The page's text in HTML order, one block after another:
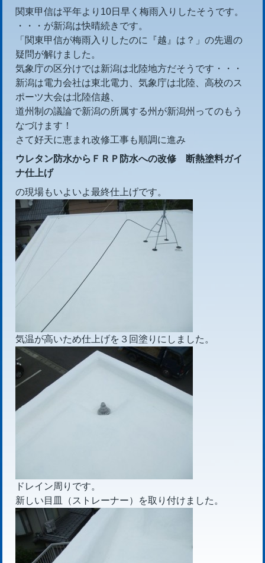
関東甲信は平年より10日早く梅雨入りしたそうです。
・・・が新潟は快晴続きです。
「関東甲信が梅雨入りしたのに『越』は？」の先週の
疑問が解けました。
気象庁の区分けでは新潟は北陸地方だそうです・・・
新潟は電力会社は東北電力、気象庁は北陸、高校のス
ポーツ大会は北陸信越、
道州制の議論で新潟の所属する州が新潟州ってのもう
なづけます！
さて好天に恵まれ改修工事も順調に進み
ウレタン防水からＦＲＰ防水への改修 断熱塗料ガイ
ナ仕上げ
の現場もいよいよ最終仕上げです。
気温が高いため仕上げを３回塗りにしました。
ドレイン周りです。
新しい目皿（ストレーナー）を取り付けました。